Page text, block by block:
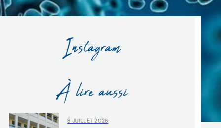
Instagram
À lire aussi
8 JUILLET 2026